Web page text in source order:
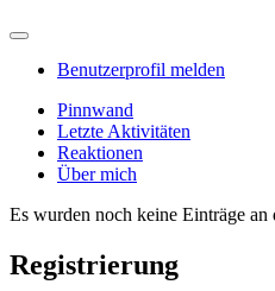
Benutzerprofil melden
Pinnwand
Letzte Aktivitäten
Reaktionen
Über mich
Es wurden noch keine Einträge an
Registrierung